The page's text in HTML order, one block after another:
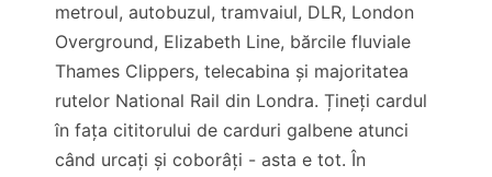
metroul, autobuzul, tramvaiul, DLR, London
Overground, Elizabeth Line, bărcile fluviale
Thames Clippers, telecabina și majoritatea
rutelor National Rail din Londra. Țineți cardul
în fața cititorului de carduri galbene atunci
când urcați și coborâți - asta e tot. În